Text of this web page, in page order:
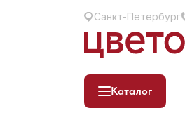
Санкт-Петербург
Каталог